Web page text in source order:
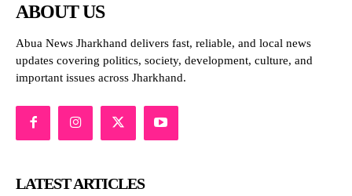
ABOUT US
Abua News Jharkhand delivers fast, reliable, and local news
updates covering politics, society, development, culture, and
important issues across Jharkhand.
LATEST ARTICLES